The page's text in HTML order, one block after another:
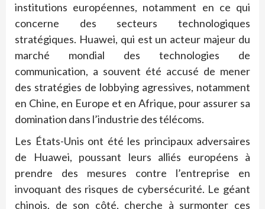
institutions européennes, notamment en ce qui
concerne des secteurs technologiques
stratégiques. Huawei, qui est un acteur majeur du
marché mondial des technologies de
communication, a souvent été accusé de mener
des stratégies de lobbying agressives, notamment
en Chine, en Europe et en Afrique, pour assurer sa
domination dans l’industrie des télécoms.
Les États-Unis ont été les principaux adversaires
de Huawei, poussant leurs alliés européens à
prendre des mesures contre l’entreprise en
invoquant des risques de cybersécurité. Le géant
chinois, de son côté, cherche à surmonter ces